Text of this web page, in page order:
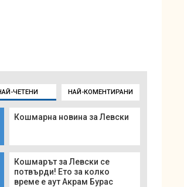
ЧЕТЕНИ НАЙ-КОМЕНТИРАНИ
Кошмарна новина за Левски
Кошмарът за Левски се
потвърди! Ето за колко
време е аут Акрам Бурас